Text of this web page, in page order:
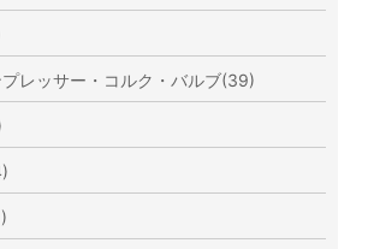
レッサー・コルク・バルブ(39)